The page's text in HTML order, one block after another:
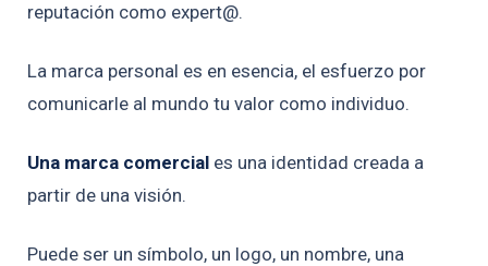
reputación como expert@.
La marca personal es en esencia, el esfuerzo por
comunicarle al mundo tu valor como individuo.
Una marca comercial es una identidad creada a
partir de una visión.
Puede ser un símbolo, un logo, un nombre, una